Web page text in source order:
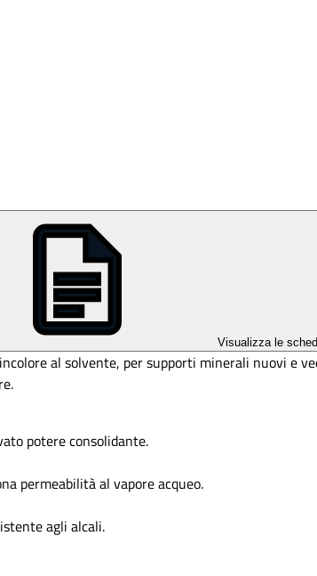
Visualizza le
al solvente, per supporti minerali nuovi e
potere consolidante.
permeabilità al vapore acqueo.
agli alcali.